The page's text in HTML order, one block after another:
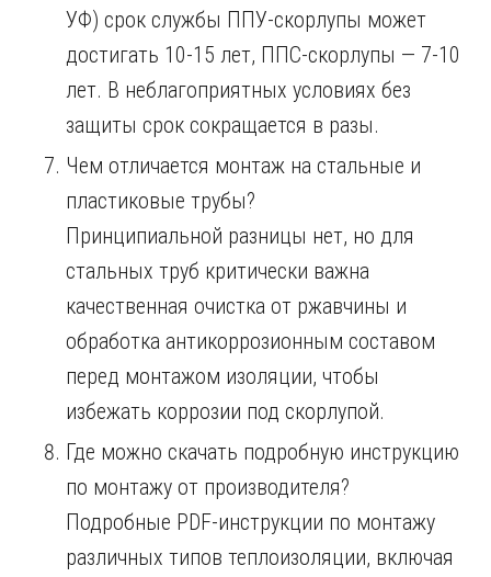
УФ) срок службы ППУ-скорлупы может
достигать 10-15 лет, ППС-скорлупы — 7-10
лет. В неблагоприятных условиях без
защиты срок сокращается в разы.
Чем отличается монтаж на стальные и
пластиковые трубы?
Принципиальной разницы нет, но для
стальных труб критически важна
качественная очистка от ржавчины и
обработка антикоррозионным составом
перед монтажом изоляции, чтобы
избежать коррозии под скорлупой.
Где можно скачать подробную инструкцию
по монтажу от производителя?
Подробные PDF-инструкции по монтажу
различных типов теплоизоляции, включая